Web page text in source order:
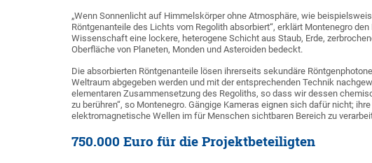
„Wenn Sonnenlicht auf Himmelskörper ohne Atmosphäre, wie
Röntgenanteile des Lichts vom Regolith absorbiert“, erklärt Montenegro
Wissenschaft eine lockere, heterogene Schicht aus Staub, Erde,
Oberfläche von Planeten, Monden und Asteroiden bedeckt.
Die absorbierten Röntgenanteile lösen ihrerseits sekundäre
Weltraum abgegeben werden und mit der entsprechenden Technik
elementaren Zusammensetzung des Regoliths, so dass wir dessen
zu berühren“, so Montenegro. Gängige Kameras eignen sich dafür nicht;
elektromagnetische Wellen im für Menschen sichtbaren Bereich zu
750.000 Euro für die Projektbeteiligten